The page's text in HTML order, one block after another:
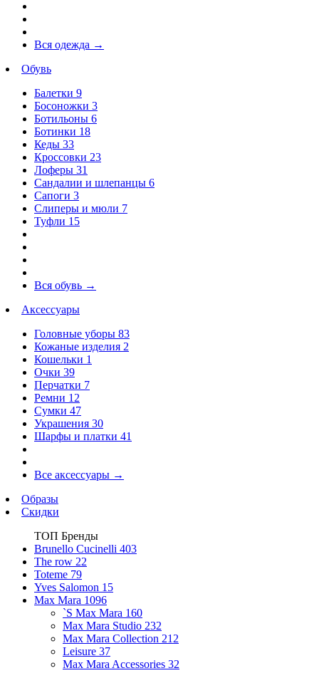
Вся одежда →
Обувь
Балетки 9
Босоножки 3
Ботильоны 6
Ботинки 18
Кеды 33
Кроссовки 23
Лоферы 31
Сандалии и шлепанцы 6
Сапоги 3
Слиперы и мюли 7
Туфли 15
Вся обувь →
Аксессуары
Головные уборы 83
Кожаные изделия 2
Кошельки 1
Очки 39
Перчатки 7
Ремни 12
Сумки 47
Украшения 30
Шарфы и платки 41
Все аксессуары →
Образы
Скидки
ТОП Бренды
Brunello Cucinelli 403
The row 22
Toteme 79
Yves Salomon 15
Max Mara 1096
`S Max Mara 160
Max Mara Studio 232
Max Mara Collection 212
Leisure 37
Max Mara Accessories 32